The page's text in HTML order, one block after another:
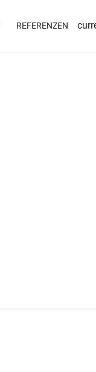
REFERENZEN